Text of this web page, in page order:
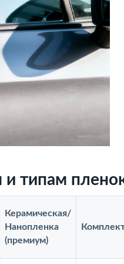
и типам
Керамическая/
Нанопленка
(премиум)